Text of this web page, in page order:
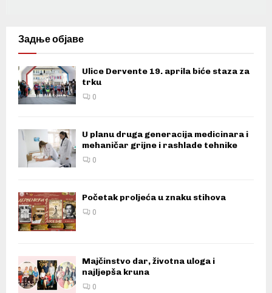
Задње објаве
Ulice Dervente 19. aprila biće staza za
trku
0
U planu druga generacija medicinara i
mehaničar grijne i rashlade tehnike
0
Početak proljeća u znaku stihova
0
Majčinstvo dar, životna uloga i
najljepša kruna
0